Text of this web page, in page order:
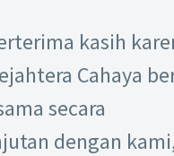
kasih
Cahaya
secara
dengan